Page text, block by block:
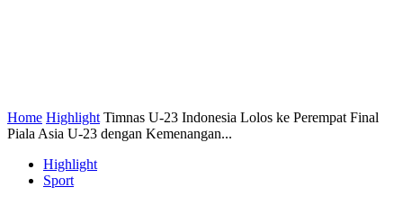
Home Highlight Timnas U-23 Indonesia Lolos ke Perempat Final
Piala Asia U-23 dengan Kemenangan...
Highlight
Sport